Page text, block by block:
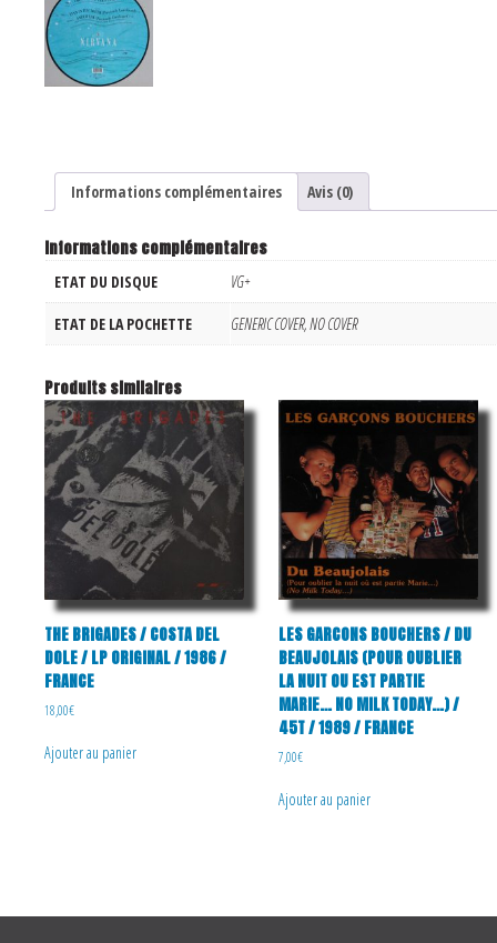
Informations complémentaires Avis (0)
Informations complémentaires
ETAT DU DISQUE
VG+
ETAT DE LA POCHETTE
GENERIC COVER, NO COVER
Produits similaires
THE BRIGADES / COSTA DEL
DOLE / LP ORIGINAL / 1986 /
FRANCE
18,00€
Ajouter au panier
LES GARCONS BOUCHERS / DU
BEAUJOLAIS (POUR OUBLIER
LA NUIT OU EST PARTIE
MARIE… NO MILK TODAY…) /
45T / 1989 / FRANCE
7,00€
Ajouter au panier